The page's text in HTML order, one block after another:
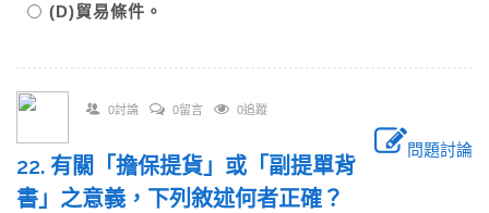
(D)貿易條件。
0討論 0留言 0追蹤
問題討論
22. 有關「擔保提貨」或「副提單背
書」之意義，下列敘述何者正確？